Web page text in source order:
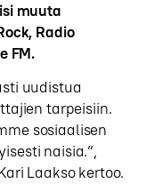
muuta
Radio
FM.
uudistua
tarpeisiin.
sosiaalisen
naisia.”,
Laakso kertoo.